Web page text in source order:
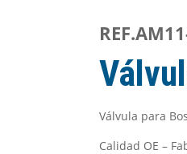
Válvula para
Calidad OE –